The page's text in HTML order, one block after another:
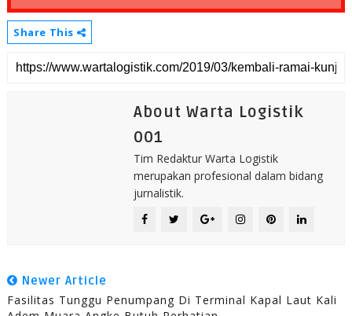
Share This
About Warta Logistik
001
Tim Redaktur Warta Logistik
merupakan profesional dalam bidang
jurnalistik.
Newer Article
Fasilitas Tunggu Penumpang Di Terminal Kapal Laut Kali